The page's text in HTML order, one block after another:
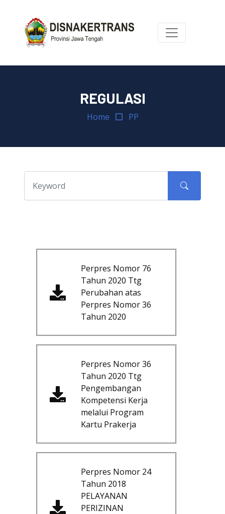
REGULASI
Home PP
Perpres Nomor 76
Tahun 2020 Ttg
Perubahan atas
Perpres Nomor 36
Tahun 2020
Perpres Nomor 36
Tahun 2020 Ttg
Pengembangan
Kompetensi Kerja
melalui Program
Kartu Prakerja
Perpres Nomor 24
Tahun 2018
PELAYANAN
PERIZINAN